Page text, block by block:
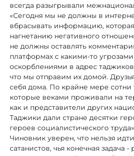
всегда разыгрывали
«Сегодня мы не должны в
вбрасывать информацию,
нагнетанию негативного
не должны оставлять
платформах с какими-то
оскорблениями в адрес
что мы отправим их домой.
себя дома. По крайне мере сотни
которые веками проживали на
как и представители других
Таджики дали стране десятки
героев социалистического
Чиновник уверен, что нельзя
сатанистов, чья конечная задача -